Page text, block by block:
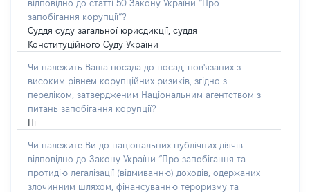
відповідно до статті 50 Закону України “Про
запобігання корупції”?
Суддя суду загальної юрисдикції, суддя
Конституційного Суду України
Чи належить Ваша посада до посад, пов'язаних з
високим рівнем корупційних ризиків, згідно з
переліком, затвердженим Національним агентством з
питань запобігання корупції?
Ні
Чи належите Ви до національних публічних діячів
відповідно до Закону України “Про запобігання та
протидію легалізації (відмиванню) доходів, одержаних
злочинним шляхом, фінансуванню тероризму та